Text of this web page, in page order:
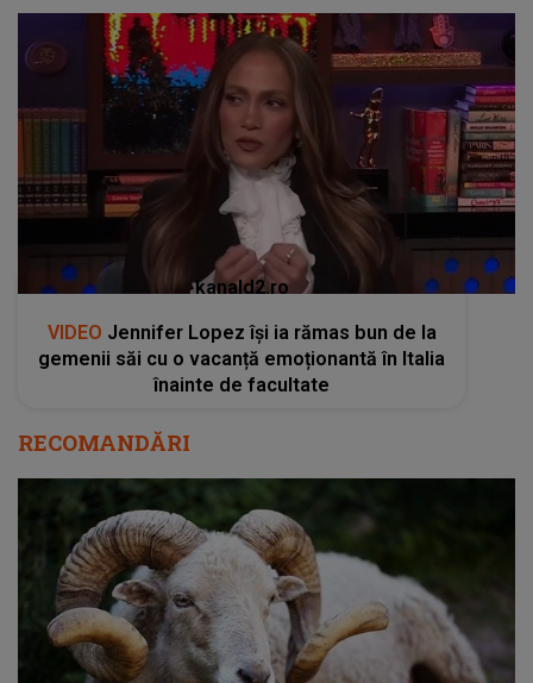
kanald2.ro
VIDEO Jennifer Lopez își ia rămas bun de la
gemenii săi cu o vacanță emoționantă în Italia
înainte de facultate
RECOMANDĂRI